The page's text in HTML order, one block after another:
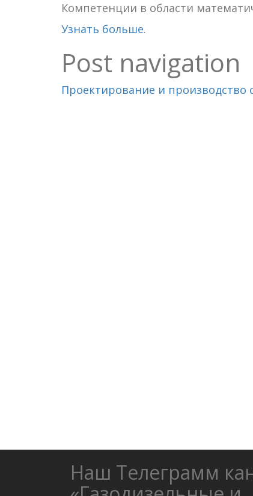
Компетенции в области
Узнать больше.
Post navigation
Проектирование и
Наш Телеграмм